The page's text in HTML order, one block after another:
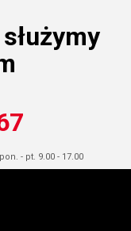
- pt. 9.00 - 17.00